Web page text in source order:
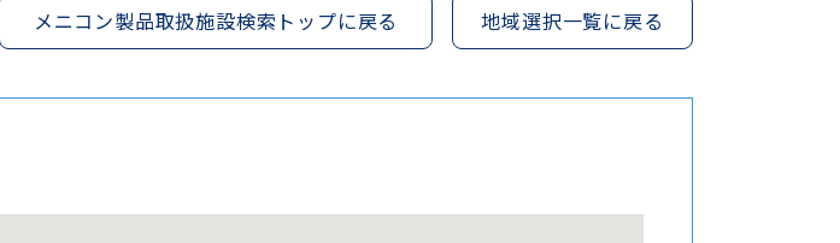
メニコン製品取扱施設検索トップに戻る 地域選択一覧に戻る